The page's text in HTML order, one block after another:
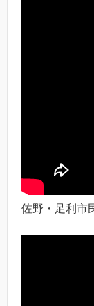
佐野・足利市